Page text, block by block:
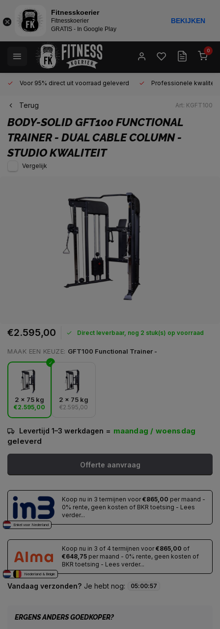
0
Voor 95% direct uit voorraad geleverd Professionele kwaliteit
Terug Art: KGFT100
BODY-SOLIDGFT100 FUNCTIONAL
TRAINER - DUAL CABLE COLUMN -
STUDIO KWALITEIT
Vergelijk
€2.595,00 Direct leverbaar, nog 2 stuk(s) op voorraad
MAAK EEN KEUZE: GFT100 Functional Trainer -
2 x 75 kg
€2.595,00
2 x 75 kg
€2.595,00
Levertijd 1–3 werkdagen = maandag / woensdag
geleverd
Offerte aanvraag
Enkel voor Nederland
Koop nu in 3 termijnen voor €865,00 per maand -
0% rente, geen kosten of BKR toetsing - Lees
verder...
Nederland & Belgie
Koop nu in 3 of 4 termijnen voor €865,00 of
€648,75 per maand - 0% rente, geen kosten of
BKR toetsing - Lees verder...
Vandaag verzonden? Je hebt nog: 05:00:56
ERGENS ANDERS GOEDKOPER?
Fitnesskoerier
Fitnesskoerier
GRATIS - In Google Play
BEKIJKEN